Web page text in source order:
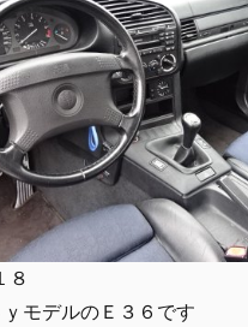
８
ｙモデルのＥ３６です